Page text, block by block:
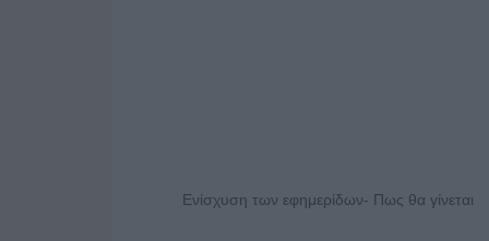
Ενίσχυση των εφημερίδων- Πως θα γίνεται